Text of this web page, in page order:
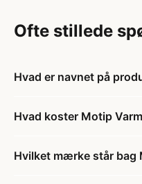
Ofte stillede
Hvad er navnet på
Hvad koster Motip
Hvilket mærke står bag